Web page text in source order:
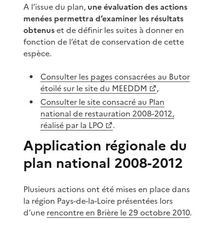
A l’issue du plan, une évaluation des actions
menées permettra d’examiner les résultats
obtenuset de définir les suites à donner en
fonction de l’état de conservation de cette
espèce.
Consulter les pages consacrées au Butor
étoilé sur le site du MEEDDM
,
Consulter le site consacré au Plan
national de restauration 2008-2012,
réalisé par la LPO
.
Application régionale du
plan national 2008-2012
Plusieurs actions ont été mises en place dans
la région Pays-de-la-Loire présentées lors
d’une rencontre en Brière le 29 octobre 2010.